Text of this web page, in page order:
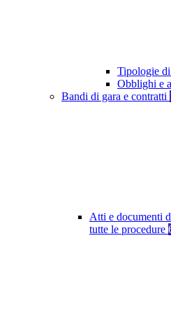
Tipologie
Obblighi e
Bandi di gara e contratti
Atti e documenti
tutte le procedure